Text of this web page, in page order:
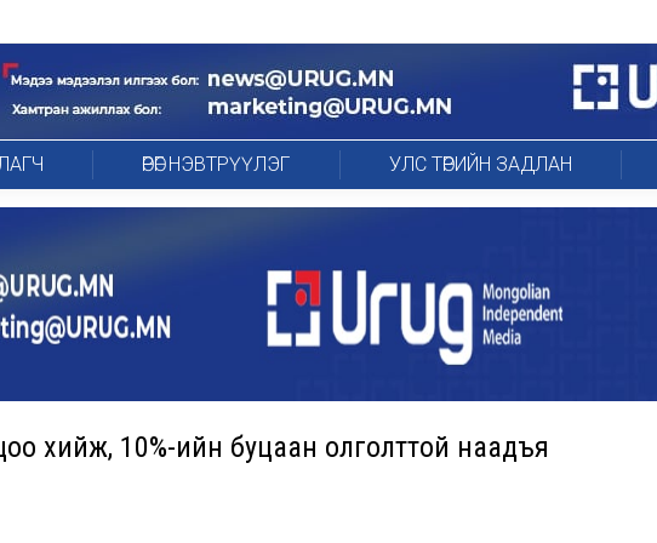
ӨРӨГ НЭВТРҮҮЛЭГ УЛС ТӨРИЙН ЗАДЛАН
хийж, 10%-ийн буцаан олголттой наадъя